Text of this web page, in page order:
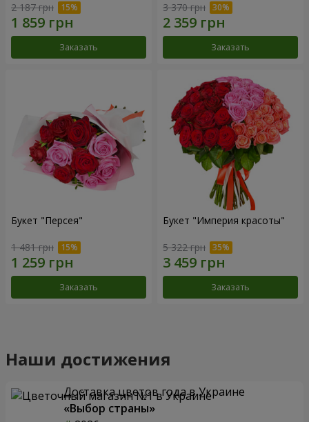
2 187 грн
Заказать
3 370 грн
Заказать
Букет "Персея"
1 481 грн
Заказать
Букет "Империя красоты"
5 322 грн
Заказать
Наши достижения
Доставка цветов года в Украине
«Выбор страны»